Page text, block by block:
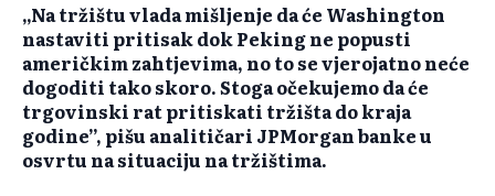
„Na tržištu vlada mišljenje da će Washington
nastaviti pritisak dok Peking ne popusti
američkim zahtjevima, no to se vjerojatno neće
dogoditi tako skoro. Stoga očekujemo da će
trgovinski rat pritiskati tržišta do kraja
godine”, pišu analitičari JPMorgan banke u
osvrtu na situaciju na tržištima.